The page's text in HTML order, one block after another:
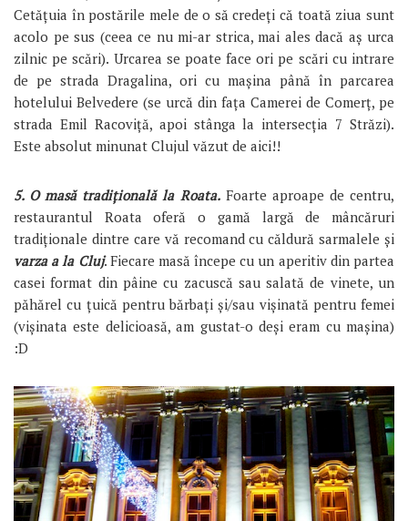
Cetățuia în postările mele de o să credeți că toată ziua sunt
acolo pe sus (ceea ce nu mi-ar strica, mai ales dacă aș urca
zilnic pe scări). Urcarea se poate face ori pe scări cu intrare
de pe strada Dragalina, ori cu mașina până în parcarea
hotelului Belvedere (se urcă din fața Camerei de Comerț, pe
strada Emil Racoviță, apoi stânga la intersecția 7 Străzi).
Este absolut minunat Clujul văzut de aici!!
5. O masă tradițională la Roata.Foarte aproape de centru,
restaurantul Roata oferă o gamă largă de mâncăruri
tradiționale dintre care vă recomand cu căldură sarmalele și
varza a la Cluj. Fiecare masă începe cu un aperitiv din partea
casei format din pâine cu zacuscă sau salată de vinete, un
păhărel cu țuică pentru bărbați și/sau vișinată pentru femei
(vișinata este delicioasă, am gustat-o deși eram cu mașina)
:D